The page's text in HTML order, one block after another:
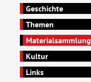
Geschichte
Themen
Materialsammlung
Kultur
Links